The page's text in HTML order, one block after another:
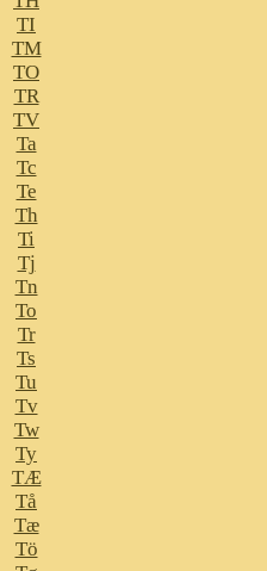
TI
TM
TO
TR
TV
Ta
Tc
Te
Th
Ti
Tj
Tn
To
Tr
Ts
Tu
Tv
Tw
Ty
TÆ
Tå
Tæ
Tö